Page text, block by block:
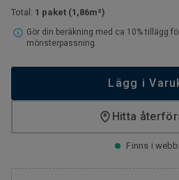
Total: 1 paket (1,86m²)
Gör din beräkning med ca 10% tillägg
mönsterpassning.
Lägg i
Hitta
Finns i